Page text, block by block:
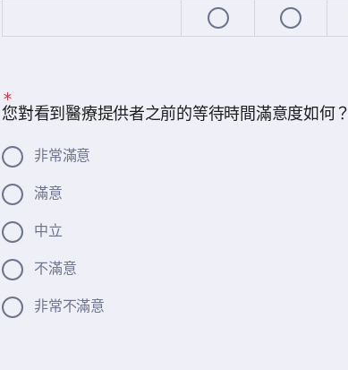
您對看到醫療提供者之前的等待時間滿意度如何？
非常滿意
滿意
中立
不滿意
非常不滿意